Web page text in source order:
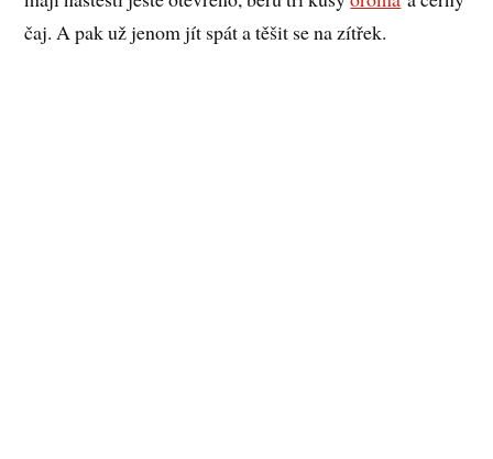
čaj. A pak už jenom jít spát a těšit se na zítřek.